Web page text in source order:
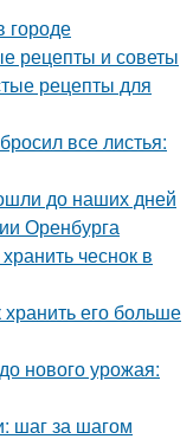
городе
рецепты и советы
рецепты для
все листья:
до наших дней
Оренбурга
чеснок в
его больше
нового урожая:
шаг за шагом